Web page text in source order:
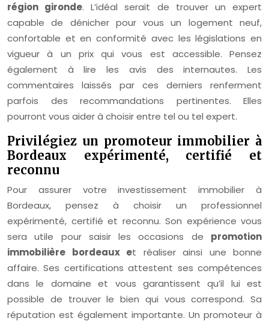
région gironde. L’idéal serait de trouver un expert
capable de dénicher pour vous un logement neuf,
confortable et en conformité avec les législations en
vigueur à un prix qui vous est accessible. Pensez
également à lire les avis des internautes. Les
commentaires laissés par ces derniers renferment
parfois des recommandations pertinentes. Elles
pourront vous aider à choisir entre tel ou tel expert.
Privilégiez un promoteur immobilier à
Bordeaux expérimenté, certifié et
reconnu
Pour assurer votre investissement immobilier à
Bordeaux, pensez à choisir un professionnel
expérimenté, certifié et reconnu. Son expérience vous
sera utile pour saisir les occasions de promotion
immobilière bordeaux et réaliser ainsi une bonne
affaire. Ses certifications attestent ses compétences
dans le domaine et vous garantissent qu’il lui est
possible de trouver le bien qui vous correspond. Sa
réputation est également importante. Un promoteur à